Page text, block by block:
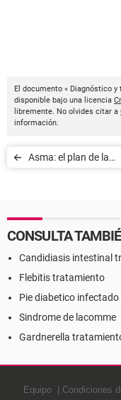
El documento « Diagnóstico
disponible bajo una licencia
libremente. No olvides citar a
información.
Asma: el plan de la
CONSULTA
Candidiasis intestinal
Flebitis tratamiento
Pie diabetico
Sindrome de lacomme
Gardnerella
Equipo Condiciones